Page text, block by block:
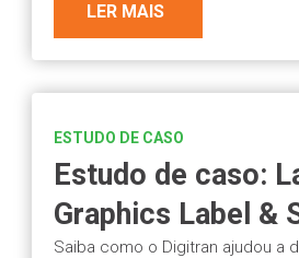
LER MAIS
ESTUDO DE CASO
Estudo de caso:
Graphics Label &
Saiba como o Digitran ajudou a